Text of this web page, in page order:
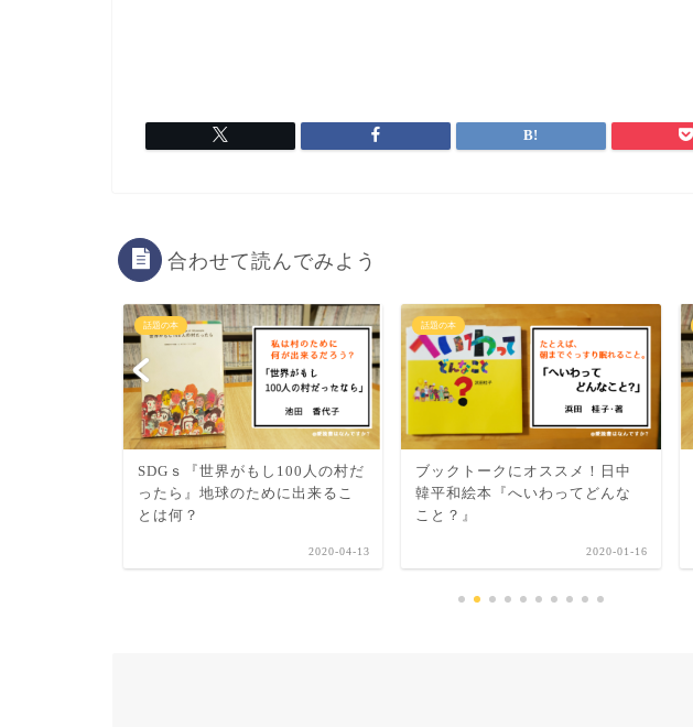
合わせて読んでみよう
話題の本
SDGｓ『世界がもし100人の村だ
ったら』地球のために出来るこ
とは何？
2020-04-13
話題の本
ブックトークにオススメ！日中
韓平和絵本『へいわってどんな
こと？』
2020-01-16